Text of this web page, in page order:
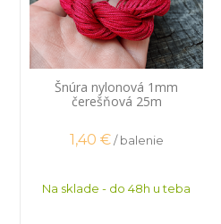
Šnúra nylonová 1mm
čerešňová 25m
1,40 € / balenie
Na sklade - do 48h u teba